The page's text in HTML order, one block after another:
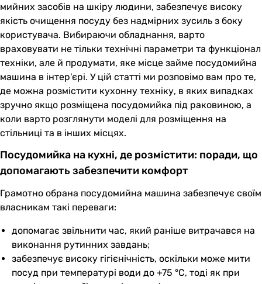
мийних засобів на шкіру людини, забезпечує високу
якість очищення посуду без надмірних зусиль з боку
користувача. Вибираючи обладнання, варто
враховувати не тільки технічні параметри та функціонал
техніки, але й продумати, яке місце займе посудомийна
машина в інтер'єрі. У цій статті ми розповімо вам про те,
де можна розмістити кухонну техніку, в яких випадках
зручно якщо розміщена посудомийка під раковиною, а
коли варто розглянути моделі для розміщення на
стільниці та в інших місцях.
Посудомийка на кухні, де розмістити: поради, що
допомагають забезпечити комфорт
Грамотно обрана посудомийна машина забезпечує своїм
власникам такі переваги:
допомагає звільнити час, який раніше витрачався на
виконання рутинних завдань;
забезпечує високу гігієнічність, оскільки може мити
посуд при температурі води до +75 °C, тоді як при